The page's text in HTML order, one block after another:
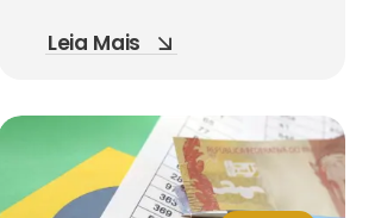
Leia Mais